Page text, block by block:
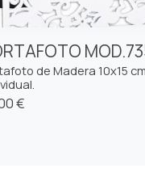
de Madera 10x15
€